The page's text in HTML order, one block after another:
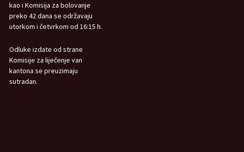
kao i Komisija za bolovanje
preko 42 dana se održavaju
utorkom i četvrkom od 16:15 h.
Odluke izdate od strane
Komisije za liječenje van
kantona se preuzimaju
sutradan.